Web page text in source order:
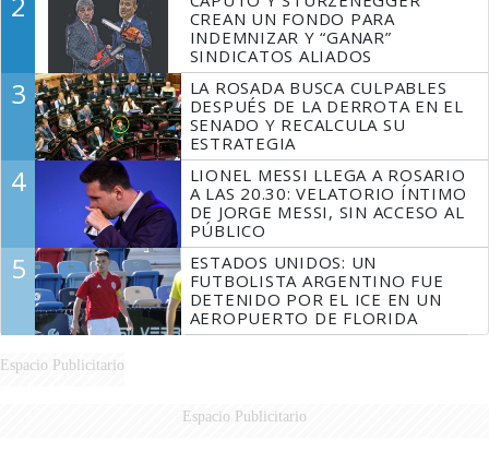
CREAN UN FONDO PARA
INDEMNIZAR Y “GANAR”
SINDICATOS ALIADOS
3
LA ROSADA BUSCA CULPABLES
DESPUÉS DE LA DERROTA EN EL
SENADO Y RECALCULA SU
ESTRATEGIA
4
LIONEL MESSI LLEGA A ROSARIO
A LAS 20.30: VELATORIO ÍNTIMO
DE JORGE MESSI, SIN ACCESO AL
PÚBLICO
5
ESTADOS UNIDOS: UN
FUTBOLISTA ARGENTINO FUE
DETENIDO POR EL ICE EN UN
AEROPUERTO DE FLORIDA
Espacio Publicitario
Espacio Publicitario